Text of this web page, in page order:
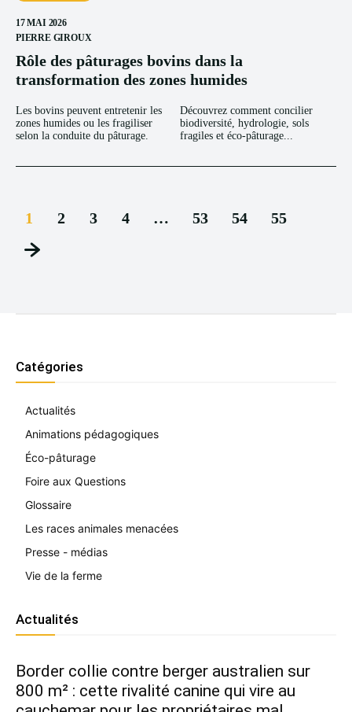
17 MAI 2026
PIERRE GIROUX
Rôle des pâturages bovins dans la
transformation des zones humides
Les bovins peuvent entretenir les
zones humides ou les fragiliser
selon la conduite du pâturage.
Découvrez comment concilier
biodiversité, hydrologie, sols
fragiles et éco-pâturage...
1 2 3 4 … 53 54 55
Catégories
Actualités
Animations pédagogiques
Éco-pâturage
Foire aux Questions
Glossaire
Les races animales menacées
Presse - médias
Vie de la ferme
Actualités
Border collie contre berger australien sur
800 m² : cette rivalité canine qui vire au